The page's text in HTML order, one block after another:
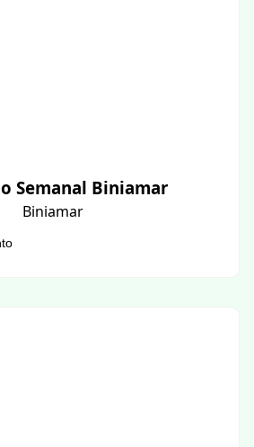
Semanal Biniamar
Biniamar